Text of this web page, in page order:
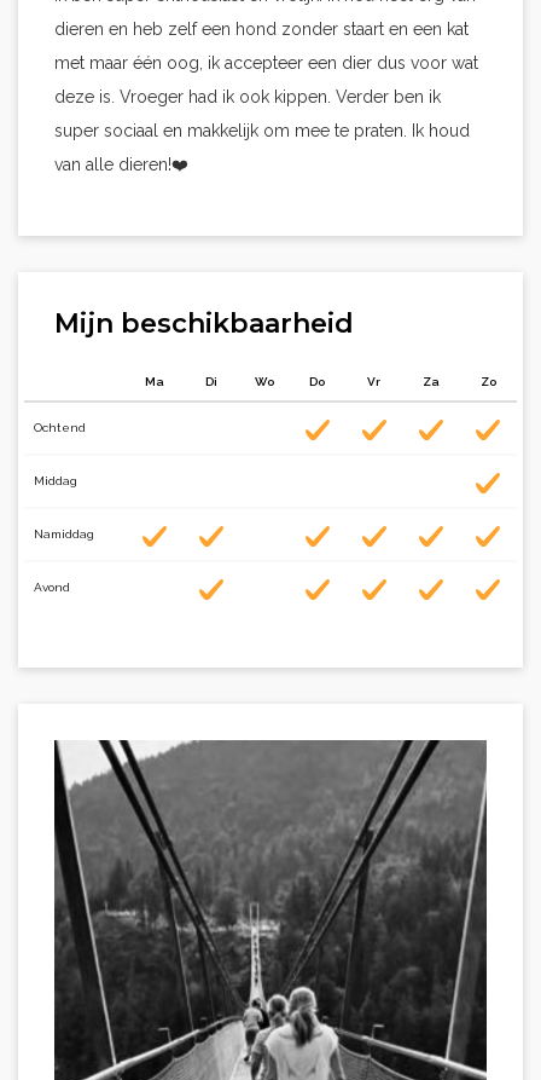
dieren en heb zelf een hond zonder staart en een kat
met maar één oog, ik accepteer een dier dus voor wat
deze is. Vroeger had ik ook kippen. Verder ben ik
super sociaal en makkelijk om mee te praten. Ik houd
van alle dieren!❤️
Mijn beschikbaarheid
Ma Di Wo Do Vr Za Zo
Ochtend
Middag
Namiddag
Avond